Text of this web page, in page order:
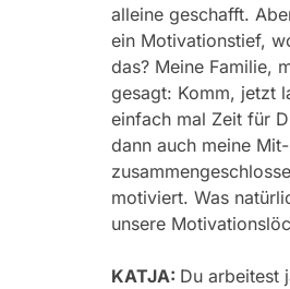
alleine geschafft.
ein Motivationstief,
das? Meine Familie,
gesagt: Komm, jetzt
einfach mal Zeit für
dann auch meine
motiviert. Was
unsere
KATJA: Du arbeitest